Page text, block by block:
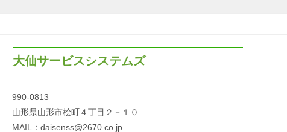
大仙サービスシステムズ
990-0813
山形県山形市桧町４丁目２－１０
MAIL：daisenss@2670.co.jp